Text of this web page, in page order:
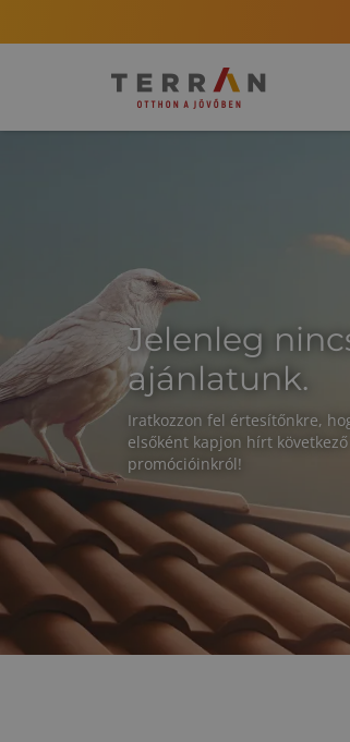
Jelenleg
ajánlatunk.
Iratkozzon fel értesítőnkre,
elsőként kapjon hírt következő
promócióinkról!